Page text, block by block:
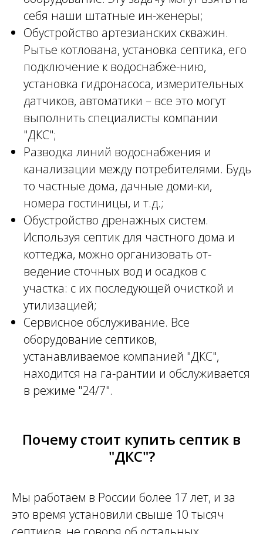
себя наши штатные ин-женеры;
Обустройство артезианских скважин.
Рытье котлована, установка септика, его
подключение к водоснабже-нию,
установка гидронасоса, измерительных
датчиков, автоматики – все это могут
выполнить специалисты компании
"ДКС";
Разводка линий водоснабжения и
канализации между потребителями. Будь
то частные дома, дачные доми-ки,
номера гостиницы, и т.д.;
Обустройство дренажных систем.
Используя септик для частного дома и
коттеджа, можно организовать от-
ведение сточных вод и осадков с
участка: с их последующей очисткой и
утилизацией;
Сервисное обслуживание. Все
оборудование септиков,
устанавливаемое компанией "ДКС",
находится на га-рантии и обслуживается
в режиме "24/7".
Почему стоит купить септик в
"ДКС"?
Мы работаем в России более 17 лет, и за
это время установили свыше 10 тысяч